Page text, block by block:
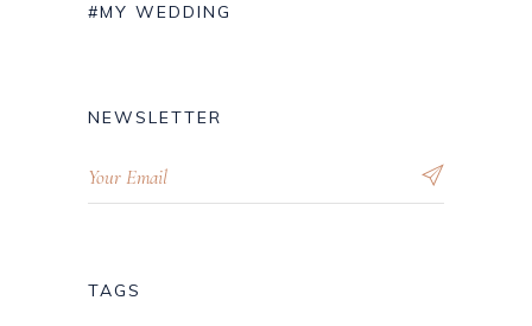
#MY WEDDING
NEWSLETTER
TAGS